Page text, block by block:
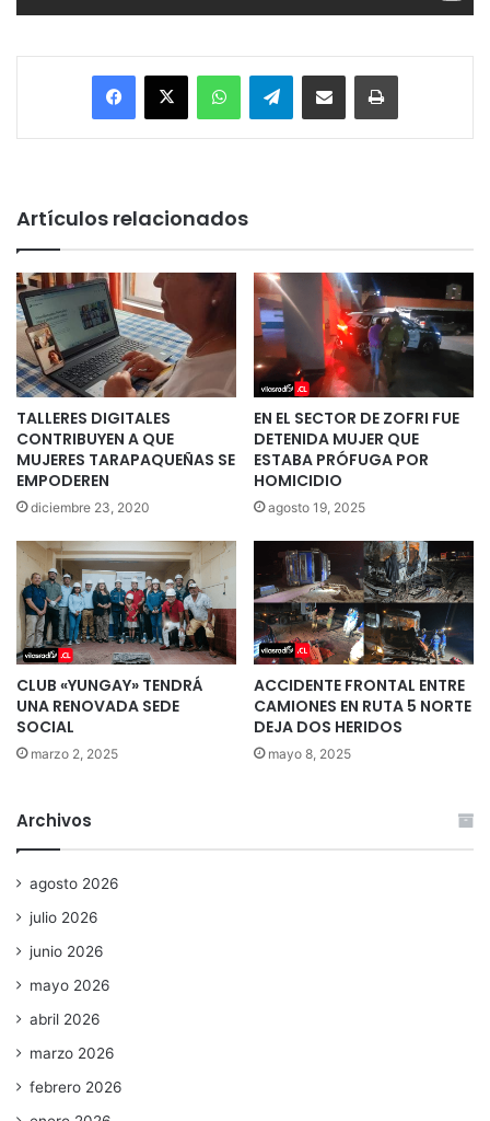
Facebook
X WhatsAppTelegramEnviar vía email Imprimir
Artículos relacionados
TALLERES DIGITALES
CONTRIBUYEN A QUE
MUJERES TARAPAQUEÑAS SE
EMPODEREN
diciembre 23, 2020
EN EL SECTOR DE ZOFRI FUE
DETENIDA MUJER QUE
ESTABA PRÓFUGA POR
HOMICIDIO
agosto 19, 2025
CLUB «YUNGAY» TENDRÁ
UNA RENOVADA SEDE
SOCIAL
marzo 2, 2025
ACCIDENTE FRONTAL ENTRE
CAMIONES EN RUTA 5 NORTE
DEJA DOS HERIDOS
mayo 8, 2025
Archivos
agosto 2026
julio 2026
junio 2026
mayo 2026
abril 2026
marzo 2026
febrero 2026